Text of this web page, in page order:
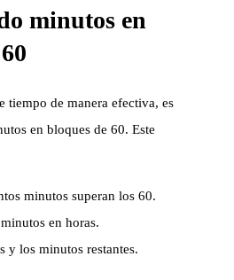
minutos en
tiempo de manera efectiva, es
en bloques de 60. Este
minutos superan los 60.
en horas.
y los minutos restantes.